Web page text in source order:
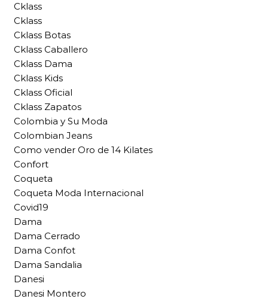
Cklass
Cklass
Cklass Botas
Cklass Caballero
Cklass Dama
Cklass Kids
Cklass Oficial
Cklass Zapatos
Colombia y Su Moda
Colombian Jeans
Como vender Oro de 14 Kilates
Confort
Coqueta
Coqueta Moda Internacional
Covid19
Dama
Dama Cerrado
Dama Confot
Dama Sandalia
Danesi
Danesi Montero